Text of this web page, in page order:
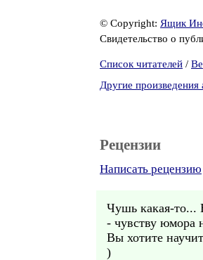
© Copyright: Ящик
Свидетельство о
Список читателей /
Другие
Рецензии
Написать рецензию
Чушь какая-то...
- чувству юмора
Вы хотите
)